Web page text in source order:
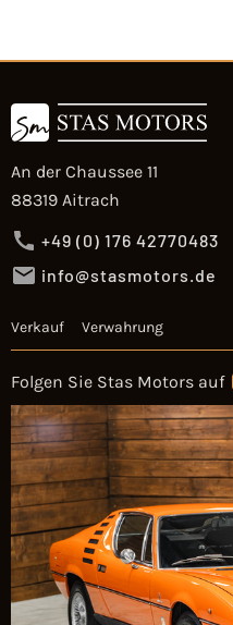
An der Chaussee 11
88319 Aitrach
+49 (0) 176 42770483
info@stasmotors.de
Verkauf Verwahrung
Folgen Sie Stas Motors auf